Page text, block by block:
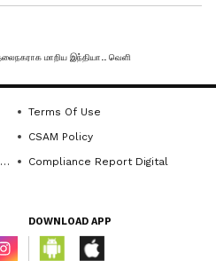
Terms Of Use
CSAM Policy
Compliance Report Digital
DOWNLOAD APP